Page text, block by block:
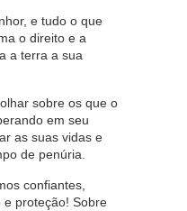
e tudo o que
o direito e a
a terra a sua
sobre os que o
em seu
as suas vidas e
de penúria.
confiantes,
e proteção! Sobre